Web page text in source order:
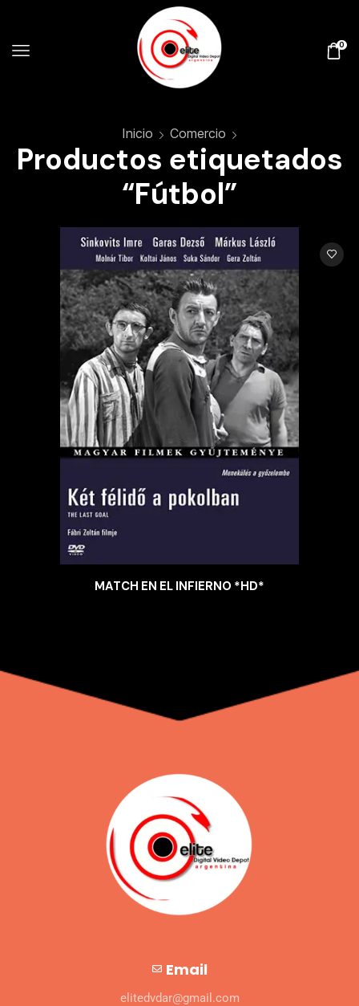
0
Inicio Comercio
Productos etiquetados
“Fútbol”
MATCH EN EL INFIERNO *HD*
Email
elitedvdar@gmail.com